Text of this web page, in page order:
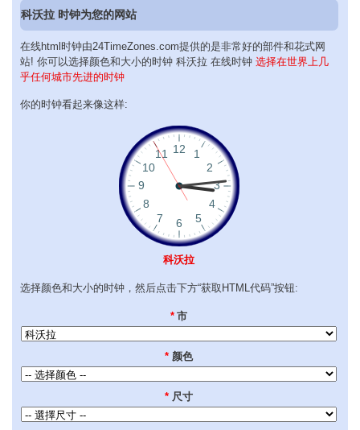
科沃拉 时钟为您的网站
在线html时钟由24TimeZones.com提供的是非常好的部件和花式网
站! 你可以选择颜色和大小的时钟 科沃拉 在线时钟 选择在世界上几
乎任何城市先进的时钟
你的时钟看起来像这样:
科沃拉
选择颜色和大小的时钟，然后点击下方“获取HTML代码”按钮:
* 市
* 颜色
* 尺寸